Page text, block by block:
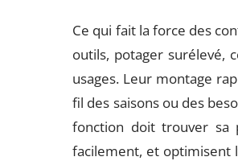
Ce qui fait la force des
outils, potager surélevé,
usages. Leur montage
fil des saisons ou des
fonction doit trouver sa
facilement, et optimisent